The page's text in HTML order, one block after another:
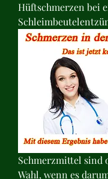
Hüftschmerzen bei
Schmerzmittel sind
Wahl, wenn es